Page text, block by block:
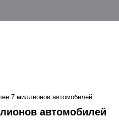
7 миллионов автомобилей
автомобилей